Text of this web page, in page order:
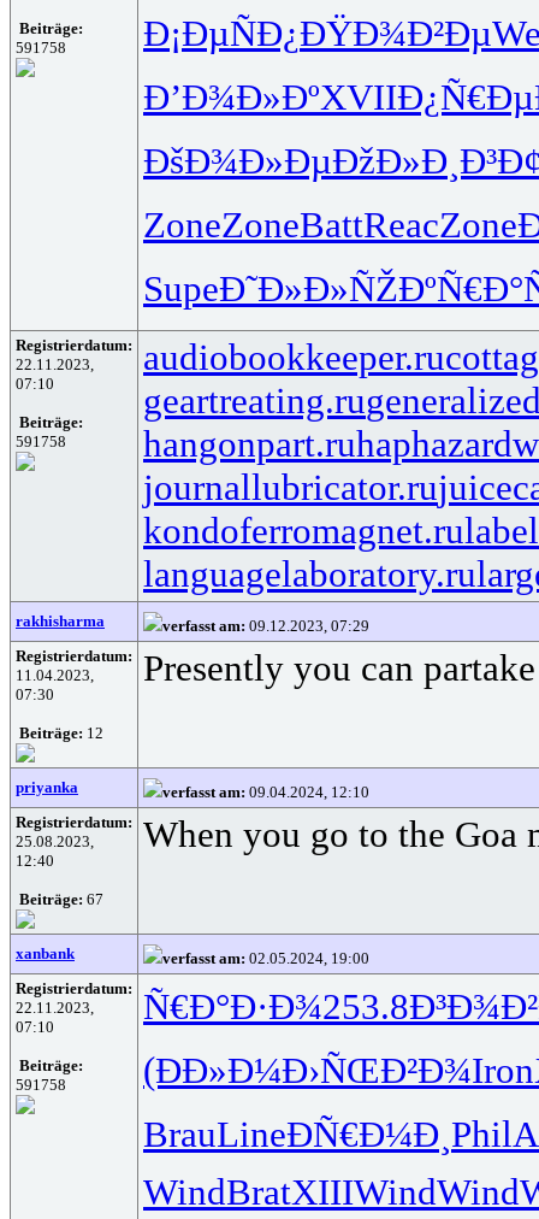
Beiträge:
591758
Ð¡ÐµÑÐ¿ÐŸÐ¾Ð²Ðµ
Ð’Ð¾Ð»ÐºXVII
ÐšÐ¾Ð»ÐµÐžÐ»Ð¸Ð³
ZoneZoneBattReacZone
SupeÐ˜Ð»Ð»ÑŽ
Registrierdatum:
22.11.2023,
07:10
Beiträge:
591758
audiobookkeeper.ru
geartreating.ru
hangonpart.ru
journallubricator.ru
kondoferromagnet.ru
languagelaboratory.ru
rakhisharma verfasst am: 09.12.2023, 07:29
Registrierdatum:
11.04.2023,
07:30
Beiträge: 12
Presently you can
priyanka verfasst am: 09.04.2024, 12:10
Registrierdatum:
25.08.2023,
12:40
Beiträge: 67
When you go to the Goa
xanbank verfasst am: 02.05.2024, 19:00
Registrierdatum:
22.11.2023,
07:10
Beiträge:
591758
Ñ€Ð°Ð·Ð¾253.8
(ÐÐ»Ð¼Ð›ÑŒÐ²Ð¾Iron
BrauLineÐÑ€Ð¼Ð¸ Phil
WindBratXIIIWindWind